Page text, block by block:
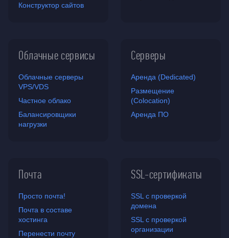
Конструктор сайтов
Облачные сервисы
Облачные серверы
VPS/VDS
Частное облако
Балансировщики
нагрузки
Серверы
Аренда (Dedicated)
Размещение
(Colocation)
Аренда ПО
Почта
Просто почта!
Почта в составе
хостинга
Перенести почту
SSL-сертификаты
SSL с проверкой
домена
SSL с проверкой
организации